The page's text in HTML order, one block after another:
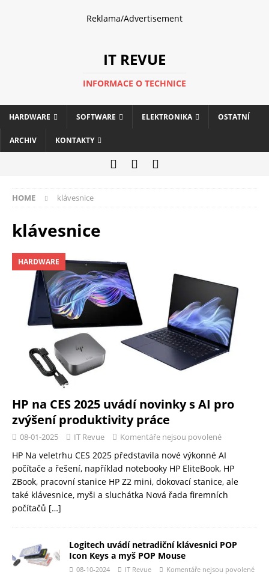
Reklama/Advertisement
IT REVUE
INFORMACE O TECHNICE
HARDWARE SOFTWARE ELEKTRONIKA OSTATNÍ
ARCHIV KONTAKTY
HOME klávesnice
klávesnice
HARDWARE
HP na CES 2025 uvádí novinky s AI pro
zvýšení produktivity práce
08-01-2025 IT Revue Komentáře nejsou povolené
HP Na veletrhu CES 2025 představila nové výkonné AI
počítače a řešení, například notebooky HP EliteBook, HP
ZBook, pracovní stanice HP Z2 mini, dokovací stanice, ale
také klávesnice, myši a sluchátka Nová řada firemních
počítačů […]
Logitech uvádí netradiční klávesnici POP
Icon Keys a myš POP Mouse
08-10-2024 IT Revue Komentáře nejsou povolené